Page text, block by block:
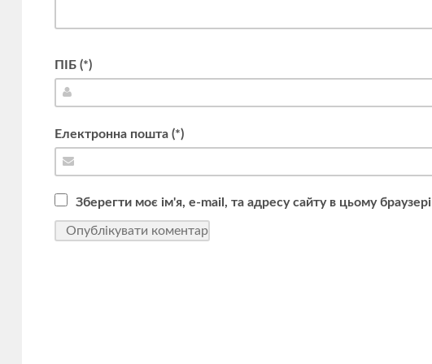
ПІБ (*)
Електронна пошта (*)
Зберегти моє ім'я, e-mail, та адресу сайту в цьому